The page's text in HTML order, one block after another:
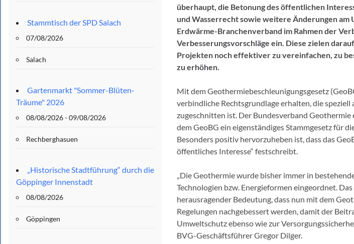
überhaupt, die Betonung des öffentlichen
und Wasserrecht sowie weitere Änderungen
Erdwärme-Branchenverband im Rahmen der
Verbesserungsvorschläge ein. Diese zielen
Projekten noch effektiver zu vereinfachen, zu
zu erhöhen.
Mit dem Geothermiebeschleunigungsgesetz
verbindliche Rechtsgrundlage erhalten, die speziell
zugeschnitten ist. Der Bundesverband Geothermie
dem GeoBG ein eigenständiges Stammgesetz für
Besonders positiv hervorzuheben ist, dass das
öffentliches Interesse“ festschreibt.
„Die Geothermie wurde bisher immer in
Technologien bzw. Energieformen eingeordnet.
herausragender Bedeutung, dass nun mit dem
Regelungen nachgebessert werden, damit der
Umweltschutz ebenso wie zur
BVG-Geschäftsführer Gregor Dilger.
Stammtisch der SPD Salach
07/08/2026
Salach
Gartenmarkt "Sommer-Blüten-
Träume" 2026
08/08/2026 - 09/08/2026
Rechberghasuen
„Historische Stadtführung“ durch die
Göppinger Innenstadt
08/08/2026
Göppingen